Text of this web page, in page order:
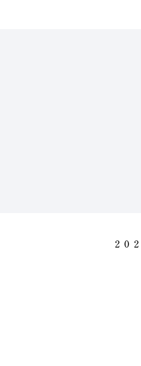
２０